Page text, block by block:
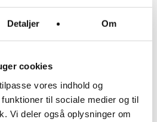
Detaljer Om
cookies
vores indhold og
til sociale medier og til
Vi deler også oplysninger om
får du med:
dit Cover, så din online
skarp.